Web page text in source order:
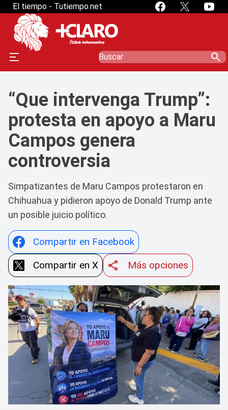
El tiempo - Tutiempo.net
search
“Que intervenga Trump”:
protesta en apoyo a Maru
Campos genera
controversia
Simpatizantes de Maru Campos protestaron en
Chihuahua y pidieron apoyo de Donald Trump ante
un posible juicio político.
Compartir en Facebook
Compartir en X
Más opciones